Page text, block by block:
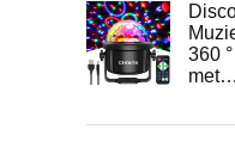
360
met…